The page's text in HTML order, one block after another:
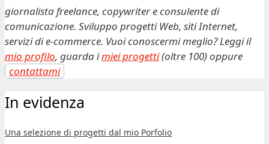
giornalista freelance, copywriter e consulente di
comunicazione. Sviluppo progetti Web, siti Internet,
servizi di e-commerce. Vuoi conoscermi meglio? Leggi il
mio profilo, guarda imiei progetti(oltre 100) oppure
contattami
In evidenza
Una selezione di progetti dal mio Porfolio